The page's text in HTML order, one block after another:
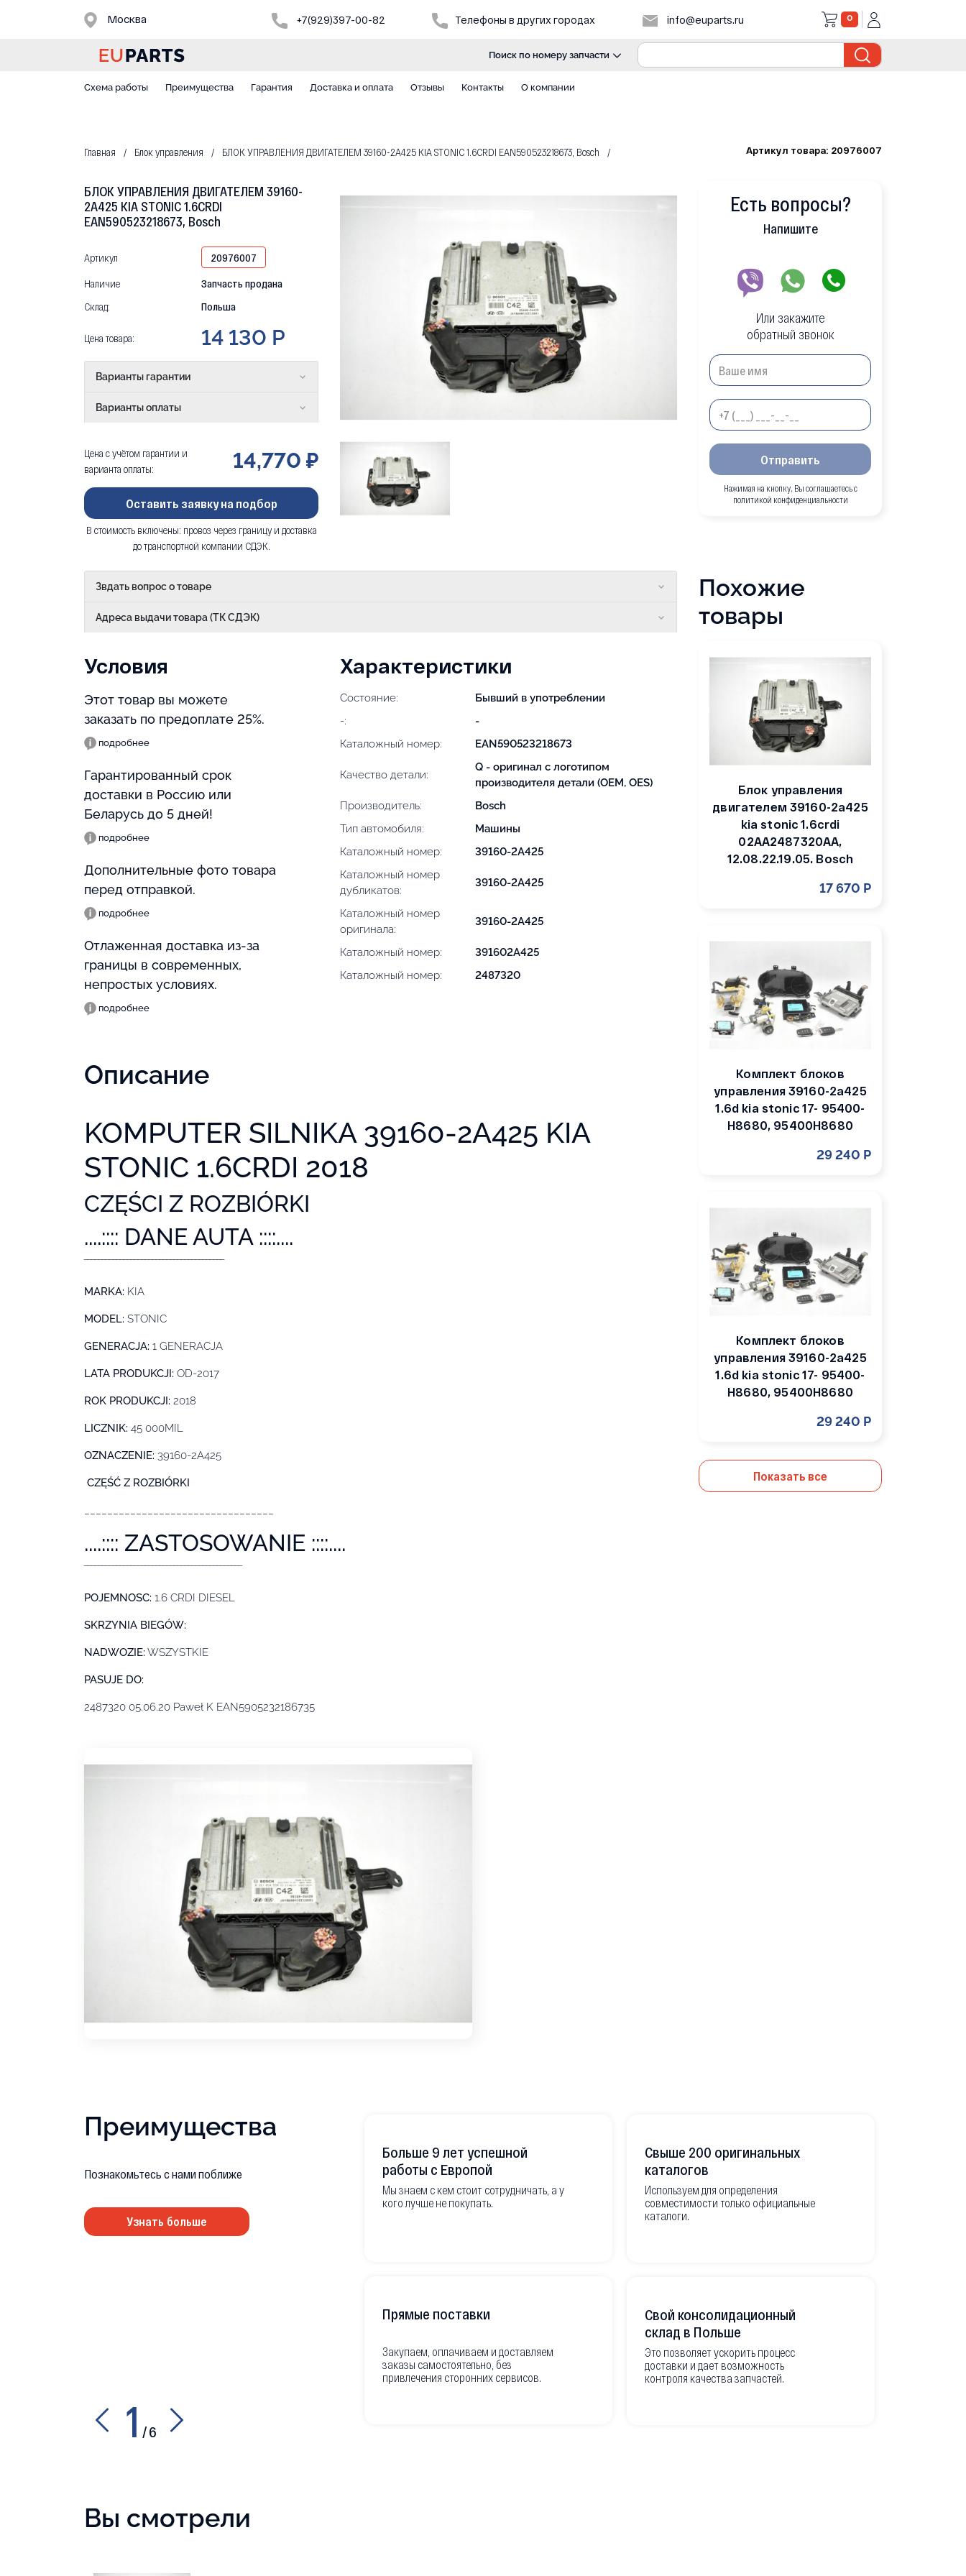
Москва +7(929)397-00-82 Телефоны в других городах info@euparts.ru 0
Поиск по номеру запчасти
Схема работы Преимущества Гарантия Доставка и оплата Отзывы Контакты О компании
Главная Блок управления БЛОК УПРАВЛЕНИЯ ДВИГАТЕЛЕМ 39160-2A425 KIA STONIC 1.6CRDI EAN590523218673, Bosch Артикул товара: 20976007
БЛОК УПРАВЛЕНИЯ ДВИГАТЕЛЕМ 39160-
2A425 KIA STONIC 1.6CRDI
EAN590523218673, Bosch
Артикул
20976007
Наличие
Запчасть продана
Склад:
Польша
Цена товара: 14 130 Р
Варианты гарантии
Варианты оплаты
Цена с учётом гарантии и
варианта оплаты:
14,770 ₽
Оставить заявку на подбор
В стоимость включены: провоз через границу и доставка
до транспортной компании СДЭК.
Звдать вопрос о товаре
Адреса выдачи товара (ТК СДЭК)
Условия
Этот товар вы можете
заказать по предоплате 25%.
подробнее
Гарантированный срок
доставки в Россию или
Беларусь до 5 дней!
подробнее
Дополнительные фото товара
перед отправкой.
подробнее
Отлаженная доставка из-за
границы в современных,
непростых условиях.
подробнее
Характеристики
Состояние:
Бывший в употреблении
-:
-
Каталожный номер:
EAN590523218673
Качество детали:
Q - оригинал с логотипом
производителя детали (OEM, OES)
Производитель:
Bosch
Тип автомобиля:
Машины
Каталожный номер:
39160-2A425
Каталожный номер
дубликатов:
39160-2A425
Каталожный номер
оригинала:
39160-2A425
Каталожный номер:
391602A425
Каталожный номер:
2487320
Описание
KOMPUTER SILNIKA 39160-2A425 KIA
STONIC 1.6CRDI 2018
CZĘŚCI Z ROZBIÓRKI
....:::: DANE AUTA ::::....
‾‾‾‾‾‾‾‾‾‾‾‾‾‾‾‾‾‾‾‾‾‾‾‾‾‾‾‾‾‾‾‾‾‾‾‾‾‾‾
MARKA: KIA
MODEL: STONIC
GENERACJA: 1 GENERACJA
LATA PRODUKCJI: OD-2017
ROK PRODUKCJI: 2018
LICZNIK: 45 000MIL
OZNACZENIE: 39160-2A425
CZĘŚĆ Z ROZBIÓRKI
....:::: ZASTOSOWANIE ::::....
‾‾‾‾‾‾‾‾‾‾‾‾‾‾‾‾‾‾‾‾‾‾‾‾‾‾‾‾‾‾‾‾‾‾‾‾‾‾‾‾‾‾‾‾
POJEMNOSC: 1.6 CRDI DIESEL
SKRZYNIA BIEGÓW:
NADWOZIE: WSZYSTKIE
PASUJE DO:
2487320 05.06.20 Paweł K EAN5905232186735
Есть вопросы?
Напишите
Или закажите
обратный звонок
Отправить
Нажимая на кнопку, Вы соглашаетесь с
политикой конфиденциальности
Похожие
товары
Блок управления
двигателем 39160-2a425
kia stonic 1.6crdi
02AA2487320AA,
12.08.22.19.05. Bosch
17 670 Р
Комплект блоков
управления 39160-2a425
1.6d kia stonic 17- 95400-
H8680, 95400H8680
29 240 Р
Комплект блоков
управления 39160-2a425
1.6d kia stonic 17- 95400-
H8680, 95400H8680
29 240 Р
Показать все
Преимущества
Познакомьтесь с нами поближе
Узнать больше
1 /6
Больше 9 лет успешной
работы с Европой
Мы знаем с кем стоит сотрудничать, а у
кого лучше не покупать.
Прямые поставки
Закупаем, оплачиваем и доставляем
заказы самостоятельно, без
привлечения сторонних сервисов.
Свыше 200 оригинальных
каталогов
Используем для определения
совместимости только официальные
каталоги.
Свой консолидационный
склад в Польше
Это позволяет ускорить процесс
доставки и дает возможность
контроля качества запчастей.
Вы смотрели